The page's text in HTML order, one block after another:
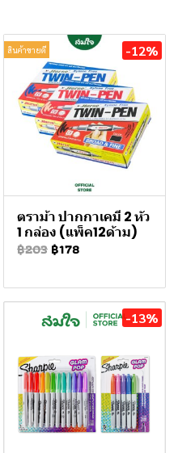
สินค้าขายดี -12%
ตราม้า ปากกาเคมี 2 หัว
1 กล่อง (แพ็ค12ด้าม)
฿203 ฿178
-13%